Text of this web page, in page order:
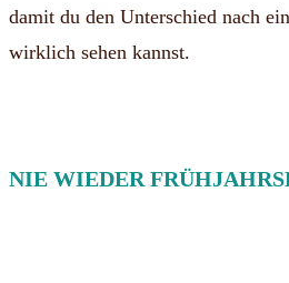
damit du den Unterschied nach
wirklich sehen kannst.
NIE WIEDER